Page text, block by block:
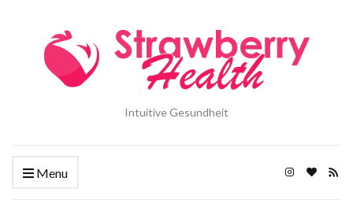
Intuitive Gesundheit
Menu